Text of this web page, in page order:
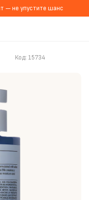
— не упустите шанс
Код: 15734